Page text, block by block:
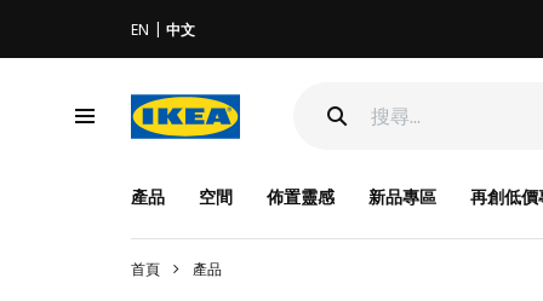
EN 中文
產品 空間 佈置靈感 新品專區 再創低價
首頁 產品